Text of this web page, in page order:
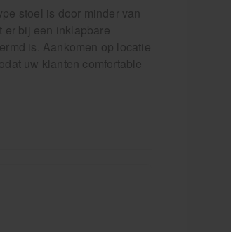
stoel is door minder van
er bij een inklapbare
is. Aankomen op locatie
uw klanten comfortable